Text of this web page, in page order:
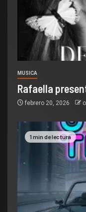
MUSICA
Rafaella
febrero 20, 2026
1 min de lectura